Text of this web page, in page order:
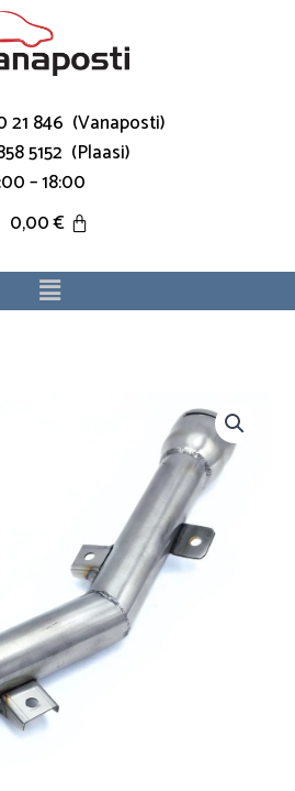
21 846 (Vanaposti)
5152 (Plaasi)
– 18:00
0,00€
Menu